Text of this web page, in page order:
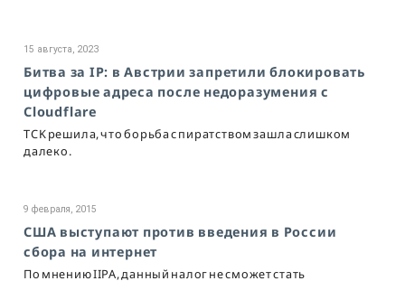
15 августа, 2023
Битва за IP: в Австрии запретили блокировать
цифровые адреса после недоразумения с
Cloudflare
TCK решила, что борьба с пиратством зашла слишком
далеко.
9 февраля, 2015
США выступают против введения в России
сбора на интернет
По мнению IIPA, данный налог не сможет стать